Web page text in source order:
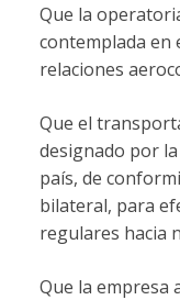
Que la
contemplada en
relaciones
Que el
designado por
país, de
bilateral, para
regulares hacia
Que la empresa